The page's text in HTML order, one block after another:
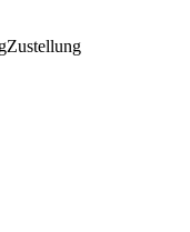
Zustellung